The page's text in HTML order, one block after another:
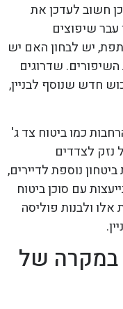
חשוב לעדכן את
עבר שיפוצים
יש לבחון האם יש
שדרוגים
חדש שנוסף לבניין,
כמו ביטוח צד ג'
לצדדים
נוספת לדיירים,
עם סוכן ביטוח
ולבנות פוליסה
במקרה של